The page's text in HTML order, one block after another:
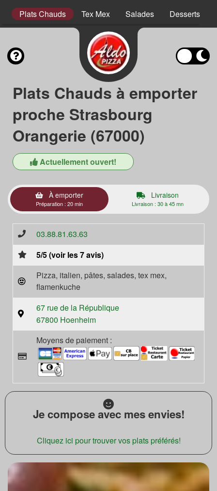
Plats Chauds Tex Mex Salades Desserts
Plats Chauds à emporter
proche Strasbourg
Orangerie (67000)
Actuellement ouvert!
À emporter
Préparation : 20 min
Livraison
Livraison : 30 à 45 mn
03.88.81.63.63
5/5 (voir les 7 avis)
Pizza, italien, pâtes, salades, tex mex,
flamenkuche
67 rue de la République
67800 Hoenheim
Moyens de paiement :
Je compose avec mes envies!
Cliquez ici pour trouver vos plats préférés!